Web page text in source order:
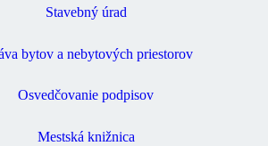
Stavebný úrad
bytov a nebytových priestorov
Osvedčovanie podpisov
Mestská knižnica